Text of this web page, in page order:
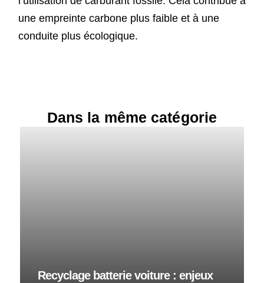
une empreinte carbone plus faible et à une
conduite plus écologique.
Dans la même catégorie
Recyclage batterie voiture : enjeux